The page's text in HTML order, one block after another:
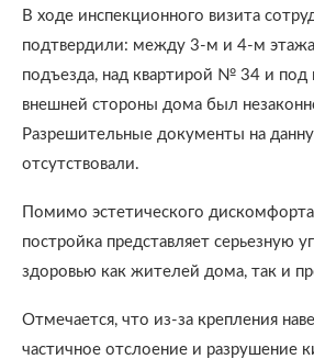
В ходе инспекционного визита
подтвердили: между 3-м и 4-м
подъезда, над квартирой № 34 и
внешней стороны дома был
Разрешительные документы на
отсутствовали.
Помимо эстетического
постройка представляет серьезную
здоровью как жителей дома, так и
Отмечается, что из-за крепления
частичное отслоение и разрушение